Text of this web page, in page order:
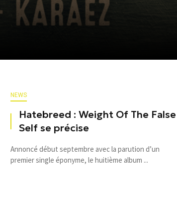
NEWS
Hatebreed : Weight Of The False
Self se précise
Annoncé début septembre avec la parution d’un
premier single éponyme, le huitième album ...